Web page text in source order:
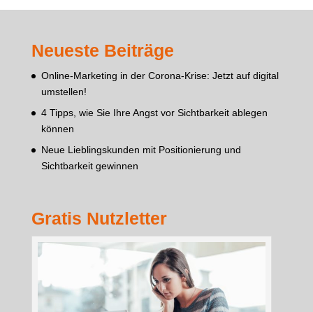
Neueste Beiträge
Online-Marketing in der Corona-Krise: Jetzt auf digital
umstellen!
4 Tipps, wie Sie Ihre Angst vor Sichtbarkeit ablegen
können
Neue Lieblingskunden mit Positionierung und
Sichtbarkeit gewinnen
Gratis Nutzletter